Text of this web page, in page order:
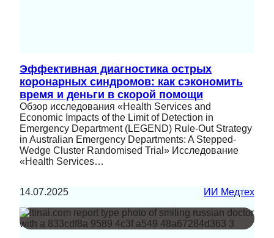
Эффективная диагностика острых
коронарных синдромов: как сэкономить
время и деньги в скорой помощи
Обзор исследования «Health Services and
Economic Impacts of the Limit of Detection in
Emergency Department (LEGEND) Rule-Out Strategy
in Australian Emergency Departments: A Stepped-
Wedge Cluster Randomised Trial» Исследование
«Health Services…
14.07.2025 ИИ Медтех